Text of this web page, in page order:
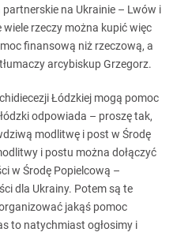
na Ukrainie – Lwów i
rzeczy można kupić więc
finansową niż rzeczową, a
arcybiskup Grzegorz.
Łódzkiej mogą pomoc
odpowiada – proszę tak,
modlitwę i post w Środę
i postu można dołączyć
w Środę Popielcową –
dla Ukrainy. Potem są te
jakąś pomoc
to natychmiast ogłosimy i